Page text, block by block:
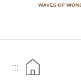
:::